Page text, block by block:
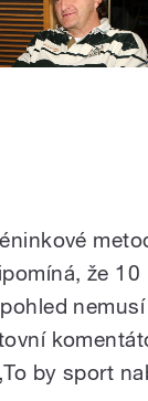
že
by sport